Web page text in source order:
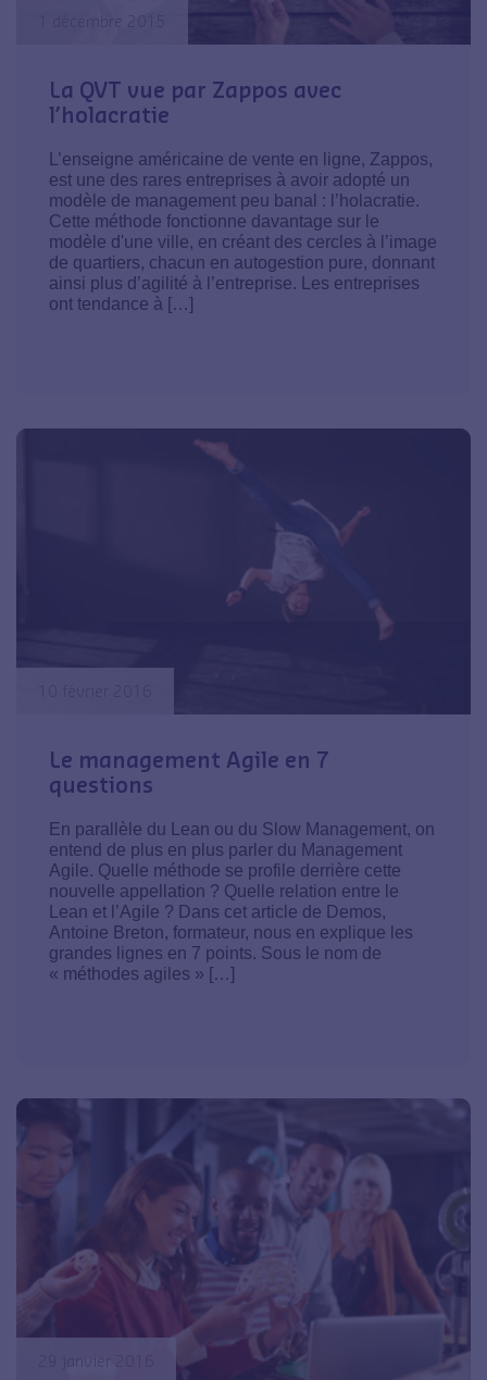
La QVT vue par Zappos avec
l’holacratie
L’enseigne américaine de vente en ligne, Zappos,
est une des rares entreprises à avoir adopté un
modèle de management peu banal : l’holacratie.
Cette méthode fonctionne davantage sur le
modèle d'une ville, en créant des cercles à l’image
de quartiers, chacun en autogestion pure, donnant
ainsi plus d’agilité à l’entreprise. Les entreprises
ont tendance à […]
Le management Agile en 7
questions
En parallèle du Lean ou du Slow Management, on
entend de plus en plus parler du Management
Agile. Quelle méthode se profile derrière cette
nouvelle appellation ? Quelle relation entre le
Lean et l’Agile ? Dans cet article de Demos,
Antoine Breton, formateur, nous en explique les
grandes lignes en 7 points. Sous le nom de
« méthodes agiles » […]